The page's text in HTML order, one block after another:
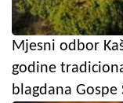
Mjesni odbor
godine
blagdana Gospe